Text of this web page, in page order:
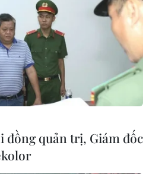
thiệu
hệ mới
án hỗ trợ
xe máy cũ
đồng quản trị, Giám đốc